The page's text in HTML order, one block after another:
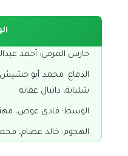
حارس المرمى: أحمد
الدفاع: محمد أبو
شلباية، دانيال عفانة
الوسط: فادي عوض،
الهجوم: خالد عصام،